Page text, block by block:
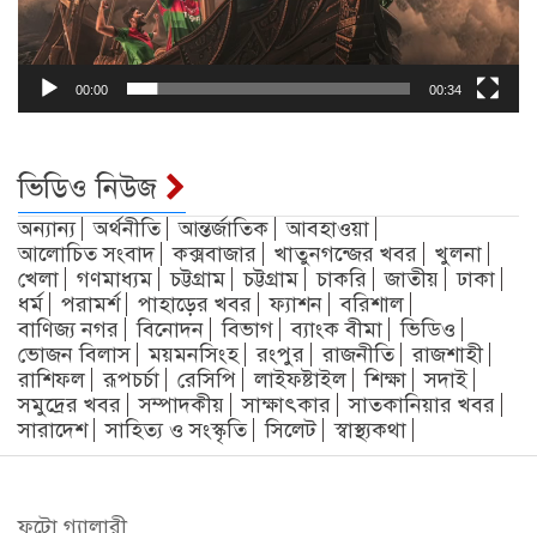
00:00 00:34
ভিডিও নিউজ
অন্যান্য অর্থনীতি আন্তর্জাতিক
আবহাওয়া
আলোচিত সংবাদ
কক্সবাজার খাতুনগন্জের খবর
খুলনা
খেলা
গণমাধ্যম চট্টগ্রাম চট্টগ্রাম চাকরি জাতীয়
ঢাকা
ধর্ম
পরামর্শ পাহাড়ের খবর ফ্যাশন
বরিশাল
বাণিজ্য নগর
বিনোদন বিভাগ ব্যাংক বীমা
ভিডিও
ভোজন বিলাস
ময়মনসিংহ রংপুর রাজনীতি
রাজশাহী
রাশিফল
রূপচর্চা রেসিপি লাইফষ্টাইল শিক্ষা
সদাই
সমুদ্রের খবর
সম্পাদকীয় সাক্ষাৎকার
সাতকানিয়ার খবর
সারাদেশ
সাহিত্য ও সংস্কৃতি সিলেট স্বাস্থ্যকথা
ফটো গ্যালারী